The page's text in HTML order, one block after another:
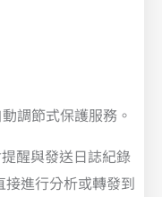
調節式保護服務。
醒與發送日誌紀錄
接進行分析或轉發到